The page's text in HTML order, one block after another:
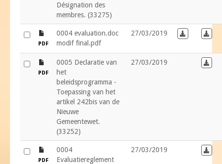
Désignation des
membres. (33275)
PDF
0004 evaluation.doc
modif final.pdf
27/03/2019 Download in
PDF
0005 Declaratie van
het
beleidsprogramma -
Toepassing van het
artikel 242bis van de
Nieuwe
Gemeentewet.
(33252)
27/03/2019
PDF
0004
Evaluatiereglement
27/03/2019